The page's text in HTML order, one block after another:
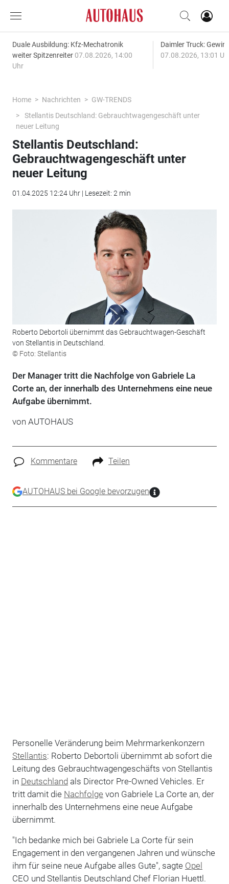
Duale Ausbildung: Kfz-Mechatronik
weiter Spitzenreiter 07.08.2026, 14:00
Uhr
Daimler Truck:
07.08.2026, 13:01
Home Nachrichten
GW-TRENDS
Stellantis Deutschland: Gebrauchtwagengeschäft unter
neuer Leitung
Stellantis Deutschland:
Gebrauchtwagengeschäft unter
neuer Leitung
01.04.2025 12:24 Uhr | Lesezeit: 2 min
Roberto Debortoli übernimmt das Gebrauchtwagen-Geschäft
von Stellantis in Deutschland.
© Foto: Stellantis
Der Manager tritt die Nachfolge von Gabriele La
Corte an, der innerhalb des Unternehmens eine neue
Aufgabe übernimmt.
von AUTOHAUS
Kommentare Teilen
AUTOHAUS bei Google bevorzugen
Personelle Veränderung beim Mehrmarkenkonzern
Stellantis: Roberto Debortoli übernimmt ab sofort die
Leitung des Gebrauchtwagengeschäfts von Stellantis
in Deutschland als Director Pre-Owned Vehicles. Er
tritt damit die Nachfolge von Gabriele La Corte an, der
innerhalb des Unternehmens eine neue Aufgabe
übernimmt.
"Ich bedanke mich bei Gabriele La Corte für sein
Engagement in den vergangenen Jahren und wünsche
ihm für seine neue Aufgabe alles Gute", sagte Opel
CEO und Stellantis Deutschland Chef Florian Huettl.